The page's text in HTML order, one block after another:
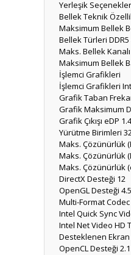
Yerleşik
Bellek Teknik
Maksimum Bellek
Bellek Türleri
Maks. Bellek Kanalı
Maksimum Bellek
İşlemci Grafikleri
İşlemci Grafikleri
Grafik Taban
Grafik Maksimum
Grafik Çıkışı eDP
Yürütme Birimleri
Maks. Çözünürlük
Maks. Çözünürlük
Maks. Çözünürlük
DirectX Desteği 12
OpenGL Desteği 4.5
Multi-Format
Intel Quick Sync
Intel Net Video HD
Desteklenen Ekran
OpenCL Desteği 2.1